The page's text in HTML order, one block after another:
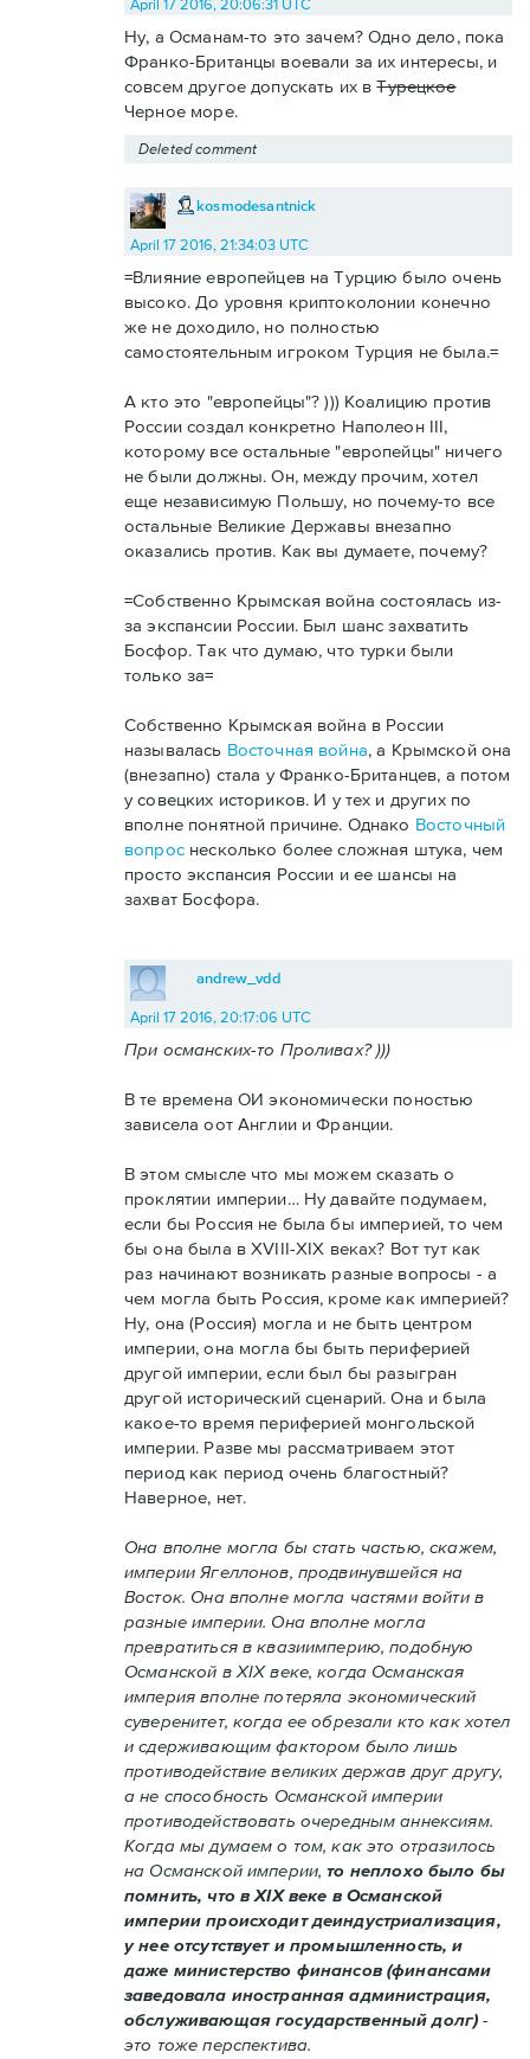
April 17 2016, 20:06:31 UTC
Ну, а Османам-то это зачем? Одно дело, пока
Франко-Британцы воевали за их интересы, и
совсем другое допускать их вТурецкое
Черное море.
Deleted comment
kosmodesantnick
April 17 2016, 21:34:03 UTC
=Влияние европейцев на Турцию было очень
высоко. До уровня криптоколонии конечно
же не доходило, но полностью
самостоятельным игроком Турция не была.=
А кто это "европейцы"? ))) Коалицию против
России создал конкретно Наполеон III,
которому все остальные "европейцы" ничего
не были должны. Он, между прочим, хотел
еще независимую Польшу, но почему-то все
остальные Великие Державы внезапно
оказались против. Как вы думаете, почему?
=Собственно Крымская война состоялась из-
за экспансии России. Был шанс захватить
Босфор. Так что думаю, что турки были
только за=
Собственно Крымская война в России
называлась Восточная война, а Крымской она
(внезапно) стала у Франко-Британцев, а потом
у совецких историков. И у тех и других по
вполне понятной причине. Однако Восточный
вопроснесколько более сложная штука, чем
просто экспансия России и ее шансы на
захват Босфора.
andrew_vdd
April 17 2016, 20:17:06 UTC
При османских-то Проливах? )))
В те времена ОИ экономически поностью
зависела оот Англии и Франции.
В этом смысле что мы можем сказать о
проклятии империи… Ну давайте подумаем,
если бы Россия не была бы империей, то чем
бы она была в XVIII-XIX веках? Вот тут как
раз начинают возникать разные вопросы - а
чем могла быть Россия, кроме как империей?
Ну, она (Россия) могла и не быть центром
империи, она могла бы быть периферией
другой империи, если был бы разыгран
другой исторический сценарий. Она и была
какое-то время периферией монгольской
империи. Разве мы рассматриваем этот
период как период очень благостный?
Наверное, нет.
Она вполне могла бы стать частью, скажем,
империи Ягеллонов, продвинувшейся на
Восток. Она вполне могла частями войти в
разные империи. Она вполне могла
превратиться в квазиимперию, подобную
Османской в XIX веке, когда Османская
империя вполне потеряла экономический
суверенитет, когда ее обрезали кто как хотел
и сдерживающим фактором было лишь
противодействие великих держав друг другу,
а не способность Османской империи
противодействовать очередным аннексиям.
Когда мы думаем о том, как это отразилось
на Османской империи,то неплохо было бы
помнить, что в XIX веке в Османской
империи происходит деиндустриализация,
у нее отсутствует и промышленность, и
даже министерство финансов (финансами
заведовала иностранная администрация,
обслуживающая государственный долг)-
это тоже перспектива.